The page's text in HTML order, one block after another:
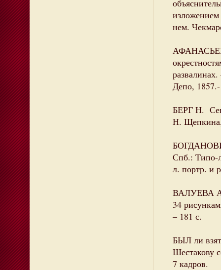
нем.
АФАНАСЬЕВ
Депо,
БЕРГ Н.
Н.
Спб.: Типо-
л. портр. и
ВАЛУЕВА
34
– 181 с.
БЫЛ ли
Шестакову
7 кадров.